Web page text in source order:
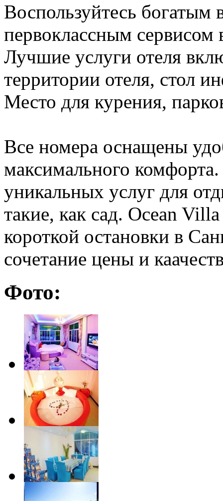
Воспользуйтесь богатым
первоклассным сервисом
Лучшие услуги отеля
территории отеля, стол
Место для курения,
Все номера оснащены
максимального
уникальных услуг для
такие, как сад. Ocean
короткой остановки в
сочетание цены и
Фото: